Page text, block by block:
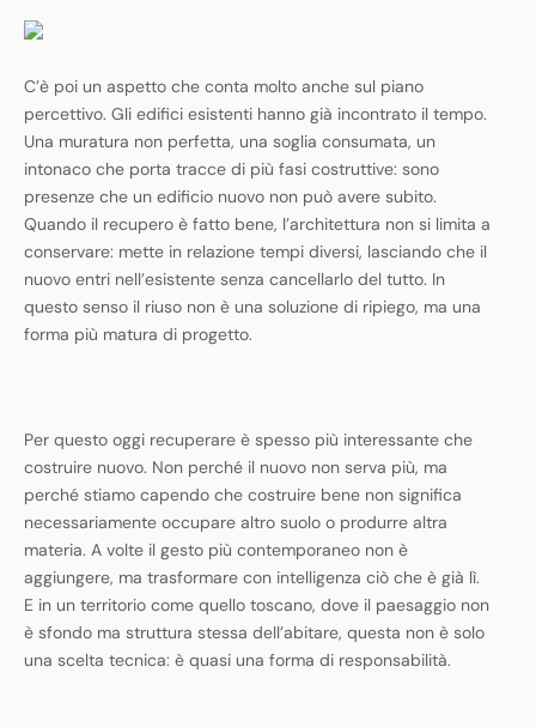
C’è poi un aspetto che conta molto anche sul piano
percettivo. Gli edifici esistenti hanno già incontrato il tempo.
Una muratura non perfetta, una soglia consumata, un
intonaco che porta tracce di più fasi costruttive: sono
presenze che un edificio nuovo non può avere subito.
Quando il recupero è fatto bene, l’architettura non si limita a
conservare: mette in relazione tempi diversi, lasciando che il
nuovo entri nell’esistente senza cancellarlo del tutto. In
questo senso il riuso non è una soluzione di ripiego, ma una
forma più matura di progetto.
Per questo oggi recuperare è spesso più interessante che
costruire nuovo. Non perché il nuovo non serva più, ma
perché stiamo capendo che costruire bene non significa
necessariamente occupare altro suolo o produrre altra
materia. A volte il gesto più contemporaneo non è
aggiungere, ma trasformare con intelligenza ciò che è già lì.
E in un territorio come quello toscano, dove il paesaggio non
è sfondo ma struttura stessa dell’abitare, questa non è solo
una scelta tecnica: è quasi una forma di responsabilità.